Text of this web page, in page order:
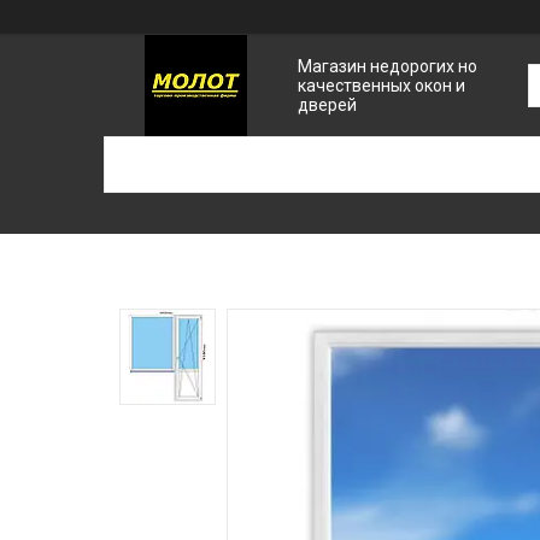
Магазин недорогих но
качественных окон и
дверей